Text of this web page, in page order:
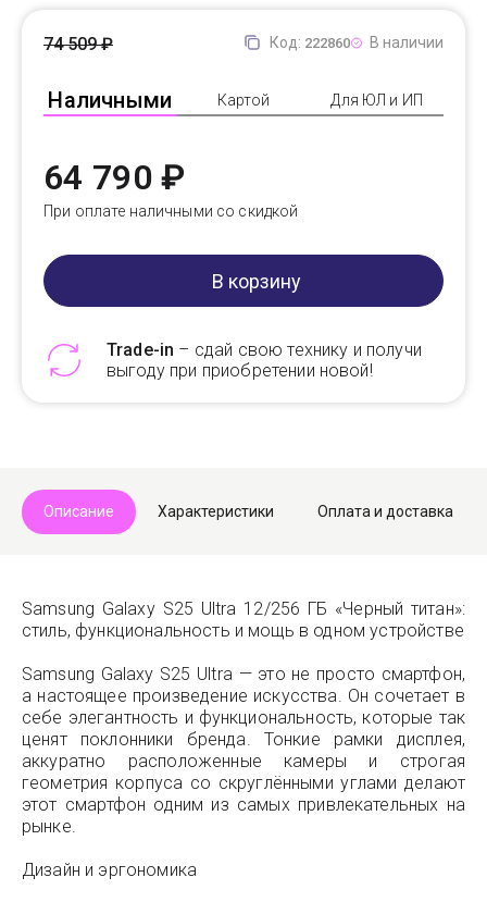
Код: 222860 В наличии
Наличными Картой Для ЮЛ и ИП
74 509 ₽
64 790 ₽
При оплате наличными со скидкой
В корзину
Trade-in – сдай свою технику и получи
выгоду при приобретении новой!
Описание Характеристики Оплата и доставка
Samsung Galaxy S25 Ultra 12/256 ГБ «Черный титан»:
стиль, функциональность и мощь в одном устройстве
Samsung Galaxy S25 Ultra — это не просто смартфон,
а настоящее произведение искусства. Он сочетает в
себе элегантность и функциональность, которые так
ценят поклонники бренда. Тонкие рамки дисплея,
аккуратно расположенные камеры и строгая
геометрия корпуса со скруглёнными углами делают
этот смартфон одним из самых привлекательных на
рынке.
Дизайн и эргономика